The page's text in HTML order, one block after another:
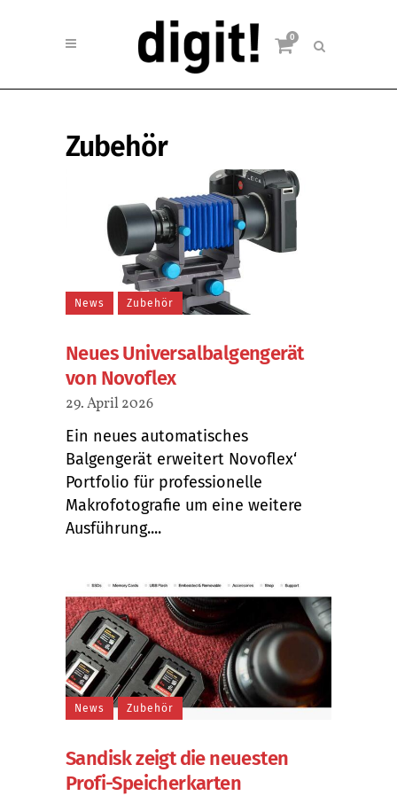
0
Zubehör
News Zubehör
Neues Universalbalgengerät
von Novoflex
29. April 2026
Ein neues automatisches
Balgengerät erweitert Novoflex‘
Portfolio für professionelle
Makrofotografie um eine weitere
Ausführung....
News Zubehör
Sandisk zeigt die neuesten
Profi-Speicherkarten